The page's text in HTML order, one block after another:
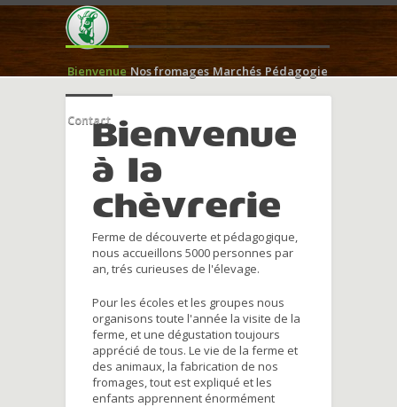
Bienvenue Nos fromages Marchés Pédagogie
ContactBienvenue
à la
chèvrerie
Ferme de découverte et pédagogique,
nous accueillons 5000 personnes par
an, trés curieuses de l'élevage.
Pour les écoles et les groupes nous
organisons toute l'année la visite de la
ferme, et une dégustation toujours
apprécié de tous. Le vie de la ferme et
des animaux, la fabrication de nos
fromages, tout est expliqué et les
enfants apprennent énormément